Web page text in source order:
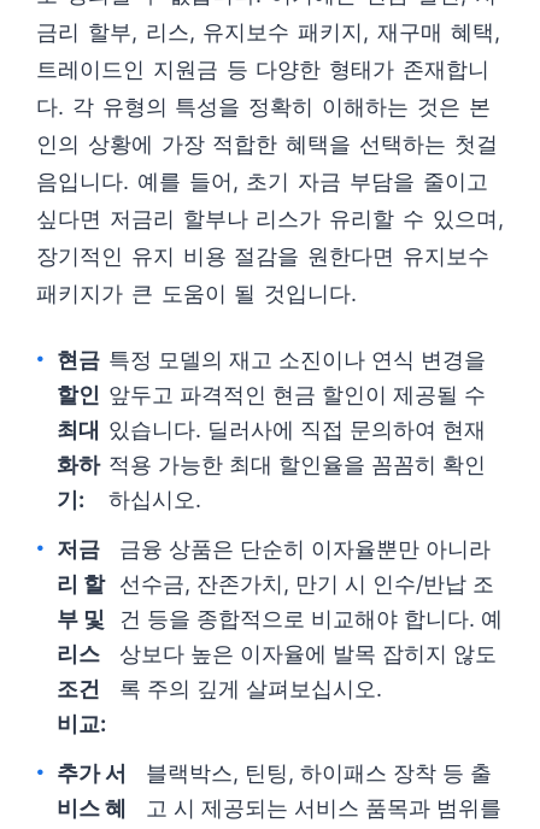
금리 할부, 리스, 유지보수 패키지, 재구매 혜택,
트레이드인 지원금 등 다양한 형태가 존재합니
다. 각 유형의 특성을 정확히 이해하는 것은 본
인의 상황에 가장 적합한 혜택을 선택하는 첫걸
음입니다. 예를 들어, 초기 자금 부담을 줄이고
싶다면 저금리 할부나 리스가 유리할 수 있으며,
장기적인 유지 비용 절감을 원한다면 유지보수
패키지가 큰 도움이 될 것입니다.
현금
할인
최대
화하
기:
특정 모델의 재고 소진이나 연식 변경을
앞두고 파격적인 현금 할인이 제공될 수
있습니다. 딜러사에 직접 문의하여 현재
적용 가능한 최대 할인율을 꼼꼼히 확인
하십시오.
저금
리 할
부 및
리스
조건
비교:
금융 상품은 단순히 이자율뿐만 아니라
선수금, 잔존가치, 만기 시 인수/반납 조
건 등을 종합적으로 비교해야 합니다. 예
상보다 높은 이자율에 발목 잡히지 않도
록 주의 깊게 살펴보십시오.
추가 서
비스 혜
블랙박스, 틴팅, 하이패스 장착 등 출
고 시 제공되는 서비스 품목과 범위를